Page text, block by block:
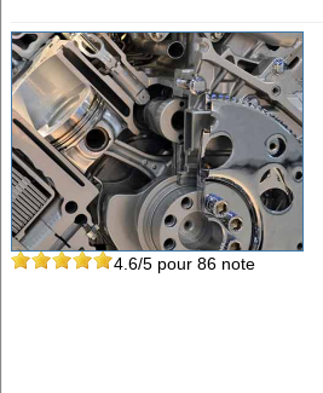
4.6/5 pour 86 note